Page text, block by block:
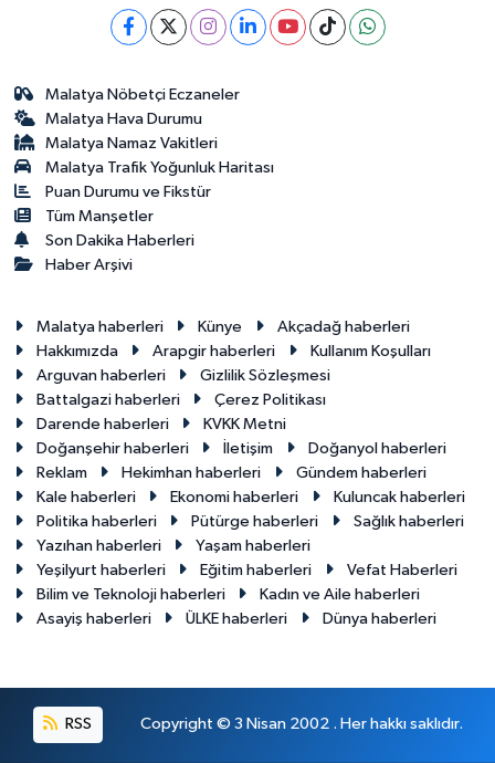
Malatya Nöbetçi Eczaneler
Malatya Hava Durumu
Malatya Namaz Vakitleri
Malatya Trafik Yoğunluk Haritası
Puan Durumu ve Fikstür
Tüm Manşetler
Son Dakika Haberleri
Haber Arşivi
Malatya haberleri Künye
Akçadağ haberleri
Hakkımızda
Arapgir haberleri
Kullanım Koşulları
Arguvan haberleri
Gizlilik Sözleşmesi
Battalgazi haberleri
Çerez Politikası
Darende haberleri
KVKK Metni
Doğanşehir haberleri
İletişim
Doğanyol haberleri
Reklam
Hekimhan haberleri
Gündem haberleri
Kale haberleri
Ekonomi haberleri
Kuluncak haberleri
Politika haberleri
Pütürge haberleri
Sağlık haberleri
Yazıhan haberleri
Yaşam haberleri
Yeşilyurt haberleri
Eğitim haberleri
Vefat Haberleri
Bilim ve Teknoloji haberleri
Kadın ve Aile haberleri
Asayiş haberleri
ÜLKE haberleri Dünya haberleri
RSS Copyright © 3 Nisan 2002 . Her hakkı saklıdır.